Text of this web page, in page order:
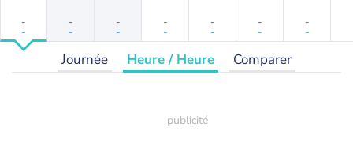
-
-
-
-
-
-
-
-
-
-
-
-
-
-
Journée Heure / Heure Comparer